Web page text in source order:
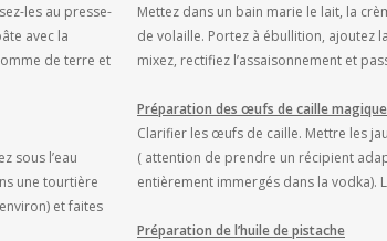
les au presse-
avec la
de terre et
sous l’eau
une tourtière
et faites
Mettez dans un bain marie le lait, la
de volaille. Portez à ébullition, ajoutez
mixez, rectifiez l’assaisonnement et
Préparation des œufs de caille magique
Clarifier les œufs de caille. Mettre les
( attention de prendre un récipient
entièrement immergés dans la vodka).
Préparation de l’huile de pistache